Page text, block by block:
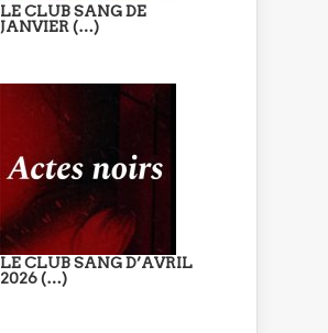
LE CLUB SANG DE
JANVIER (…)
LE CLUB SANG D’AVRIL
2026 (…)